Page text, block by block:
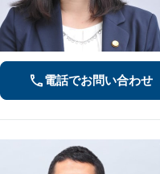
電話でお問い合わせ